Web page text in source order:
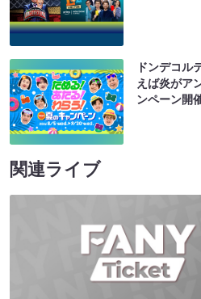
ドンデコル
えば炎がア
ンペーン開
関連ライブ